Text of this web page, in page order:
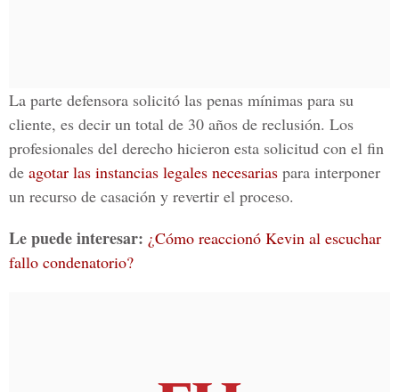
La parte defensora solicitó las penas mínimas para su
cliente, es decir un total de 30 años de reclusión. Los
profesionales del derecho hicieron esta solicitud con el fin
de agotar las instancias legales necesarias para interponer
un recurso de casación y revertir el proceso.
Le puede interesar: ¿Cómo reaccionó Kevin al escuchar
fallo condenatorio?